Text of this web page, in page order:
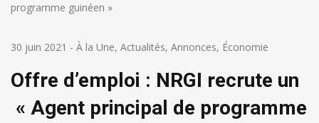
programme guinéen »
30 juin 2021 - À la Une, Actualités, Annonces, Économie
Offre d’emploi : NRGI recrute un
« Agent principal de programme